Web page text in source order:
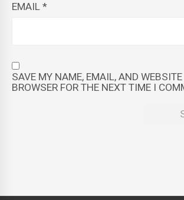
EMAIL *
SAVE MY NAME, EMAIL, AND
BROWSER FOR THE NEXT TIME I